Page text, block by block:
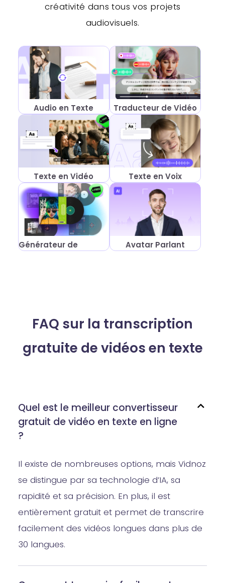
créativité dans tous vos projets
audiovisuels.
Audio en Texte
en
Vous avez simplement besoin
de transcrire un fichier audio ?
Traducteur de Vidéo
Texte en Vidéo Texte en Voix
Générateur de
Avatar Parlant
FAQ sur la transcription
gratuite de vidéos en texte
Quel est le meilleur convertisseur
gratuit de vidéo en texte en ligne
?
Il existe de nombreuses options, mais Vidnoz
se distingue par sa technologie d’IA, sa
rapidité et sa précision. En plus, il est
entièrement gratuit et permet de transcrire
facilement des vidéos longues dans plus de
30 langues.